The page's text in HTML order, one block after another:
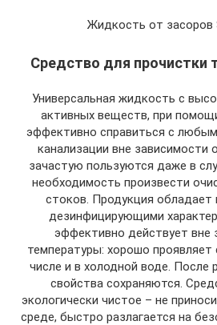
Жидкость от засоров
Средство для прочистки
Универсальная жидкость с
активных веществ, при
эффективно справиться с
канализации вне зависимости
зачастую пользуются даже в
необходимость произвести
стоков. Продукция
дезинфицирующими
эффективно действует вне
температуры: хорошо проявляет
числе и в холодной воде. После
свойства сохраняются.
экологически чистое – не
среде, быстро разлагается на